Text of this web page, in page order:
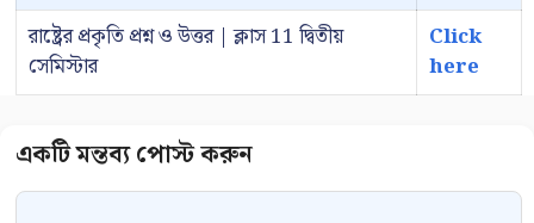
রাষ্ট্রের প্রকৃতি প্রশ্ন ও উত্তর | ক্লাস 11 দ্বিতীয়
সেমিস্টার
Click
here
Comment